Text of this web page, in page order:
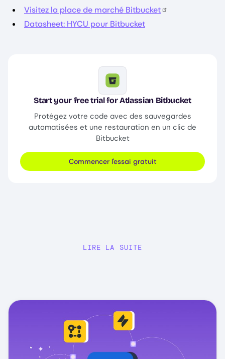
Visitez la place de marché Bitbucket
Datasheet: HYCU pour Bitbucket
Image
Start your free trial for Atlassian Bitbucket
Protégez votre code avec des sauvegardes
automatisées et une restauration en un clic de
Bitbucket
Commencer l'essai gratuit
LIRE LA SUITE